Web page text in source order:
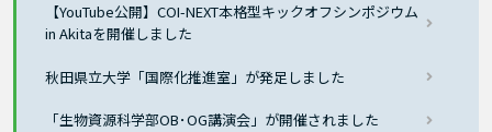
【YouTube公開】COI-NEXT本格型キックオフシンポジウム
in Akitaを開催しました
秋田県立大学「国際化推進室」が発足しました
「生物資源科学部OB･OG講演会」が開催されました